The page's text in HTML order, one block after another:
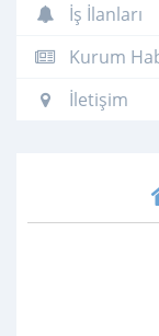
İş İlanları
Kurum
İletişim